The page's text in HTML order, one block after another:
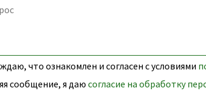
что ознакомлен и согласен с условиями
сообщение, я даю согласие на обработку